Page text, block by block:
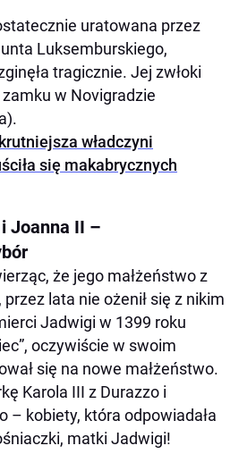
uratowana przez
Luksemburskiego,
tragicznie. Jej zwłoki
w Novigradzie
władczyni
się makabrycznych
Joanna II –
że jego małżeństwo z
lata nie ożenił się z nikim
Jadwigi w 1399 roku
oczywiście w swoim
się na nowe małżeństwo.
Karola III z Durazzo i
– kobiety, która odpowiadała
matki Jadwigi!